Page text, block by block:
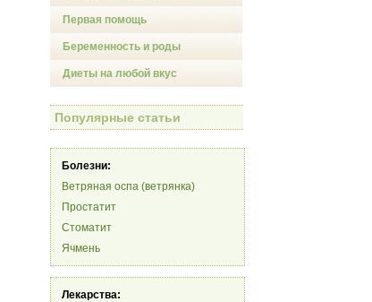
Первая помощь
Беременность и роды
Диеты на любой вкус
Популярные статьи
Болезни:
Ветряная оспа (ветрянка)
Простатит
Стоматит
Ячмень
Лекарства: